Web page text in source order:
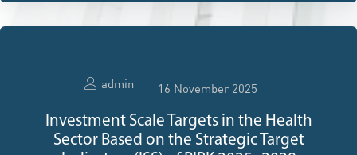
admin 16 November 2025
Investment Scale Targets in the Health
Sector Based on the Strategic Target